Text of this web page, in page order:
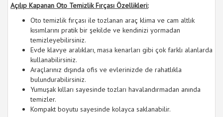
Açılıp Kapanan Oto Temizlik Fırçası Özellikleri:
Oto temizlik fırçası ile tozlanan araç klima ve cam altlık
kısımlarını pratik bir şekilde ve kendinizi yormadan
temizleyebilirsiniz.
Evde klavye aralıkları, masa kenarları gibi çok farklı alanlarda
kullanabilirsiniz.
Araçlarınız dışında ofis ve evlerinizde de rahatlıkla
bulundurabilirsiniz.
Yumuşak kılları sayesinde tozları havalandırmadan anında
temizler.
Kompakt boyutu sayesinde kolayca saklanabilir.